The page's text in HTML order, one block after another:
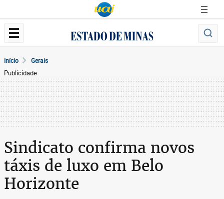
Início Gerais
Publicidade
Sindicato confirma novos
táxis de luxo em Belo
Horizonte